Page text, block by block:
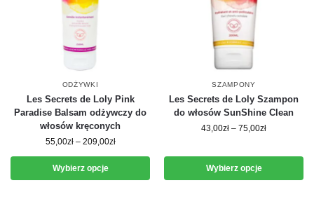
ODŻYWKI
Les Secrets de Loly Pink
Paradise Balsam odżywczy do
włosów kręconych
55,00zł – 209,00zł
Wybierz opcje
SZAMPONY
Les Secrets de Loly Szampon
do włosów SunShine Clean
43,00zł – 75,00zł
Wybierz opcje